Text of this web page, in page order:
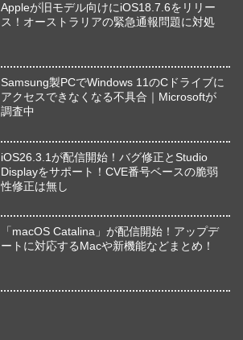
Appleが旧モデル向けにiOS18.7.6をリリー
ス！オーストラリアの緊急通報問題に対処
Samsung製PCでWindows 11のCドライブに
アクセスできなくなる不具合｜Microsoftが
調査中
iOS26.3.1が配信開始！バグ修正とStudio
Displayをサポート！CVE番号ベースの脆弱
性修正は無し
「macOS Catalina」が配信開始！アップデ
ートに対応するMacや新機能などまとめ！